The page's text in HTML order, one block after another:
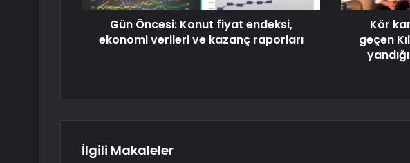
Gün Öncesi: Konut fiyat endeksi,
ekonomi verileri ve kazanç raporları
Kör
geçen
İlgili Makaleler